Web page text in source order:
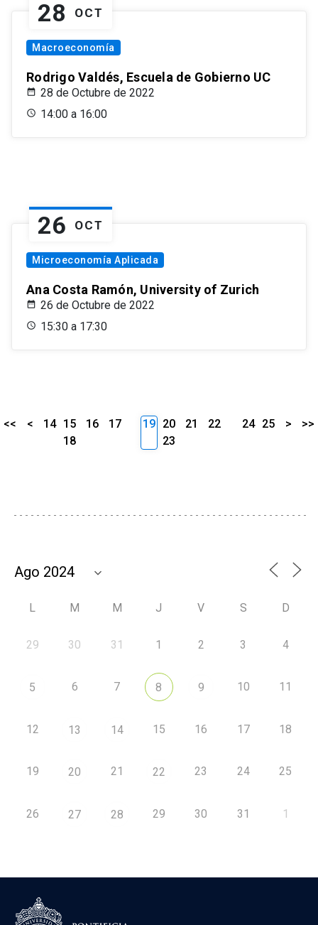
28 OCT
Macroeconomía
Rodrigo Valdés, Escuela de Gobierno UC
28 de Octubre de 2022
14:00 a 16:00
26 OCT
Microeconomía Aplicada
Ana Costa Ramón, University of Zurich
26 de Octubre de 2022
15:30 a 17:30
<< < 14 15 16
17
18
19 20 21
22
23
24 25 > >>
L M M J V S D
29 30 31 1 2 3 4
5 6 7 8 9 10 11
12 13 14 15 16 17 18
19 20 21 22 23 24 25
26 27 28 29 30 31 1